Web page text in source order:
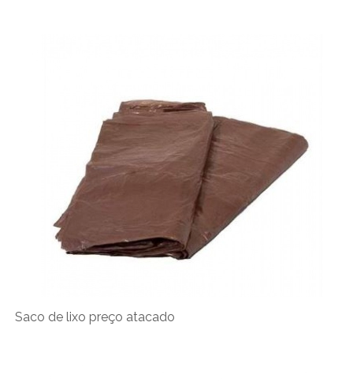
Saco de lixo preço atacado